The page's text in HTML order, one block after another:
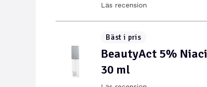
Läs recension
Bäst i pris
BeautyAct 5%
30 ml